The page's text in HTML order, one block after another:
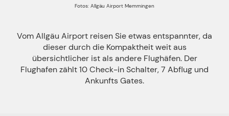
Fotos: Allgäu Airport Memmingen
Vom Allgäu Airport reisen Sie etwas entspannter, da
dieser durch die Kompaktheit weit aus
übersichtlicher ist als andere Flughäfen. Der
Flughafen zählt 10 Check-in Schalter, 7 Abflug und
Ankunfts Gates.